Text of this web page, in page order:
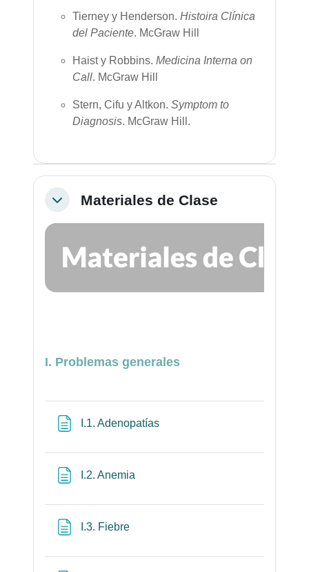
Tierney y Henderson. Histoira Clínica
del Paciente. McGraw Hill
Haist y Robbins. Medicina Interna on
Call. McGraw Hill
Stern, Cifu y Altkon. Symptom to
Diagnosis. McGraw Hill.
ColapsarMateriales de Clase
I. Problemas generales
I.1. AdenopatíasPágina
I.2. Anemia
I.3. FiebrePágina